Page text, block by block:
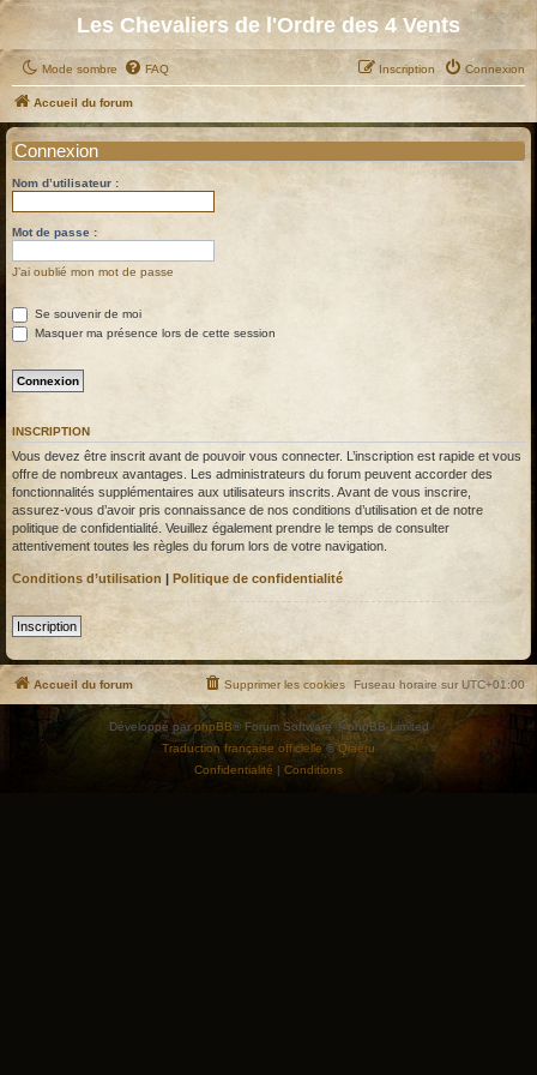
Les Chevaliers de l'Ordre des 4 Vents
Mode sombre FAQ Connexion
Inscription
Accueil du forum
Connexion
Nom d’utilisateur :
Mot de passe :
J’ai oublié mon mot de passe
Se souvenir de moi
Masquer ma présence lors de cette session
INSCRIPTION
Vous devez être inscrit avant de pouvoir vous connecter. L’inscription est rapide et vous
offre de nombreux avantages. Les administrateurs du forum peuvent accorder des
fonctionnalités supplémentaires aux utilisateurs inscrits. Avant de vous inscrire,
assurez-vous d’avoir pris connaissance de nos conditions d’utilisation et de notre
politique de confidentialité. Veuillez également prendre le temps de consulter
attentivement toutes les règles du forum lors de votre navigation.
Conditions d’utilisation | Politique de confidentialité
Inscription
Accueil du forum Fuseau horaire surUTC+01:00
Supprimer les cookies
Développé parphpBB® Forum Software © phpBB Limited
Traduction française officielle ©Qiaeru
Confidentialité | Conditions